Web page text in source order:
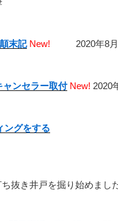
末記 New! 2020年8
ンセラー取付New! 2020
ングをする
ち抜き井戸を掘り始めまし